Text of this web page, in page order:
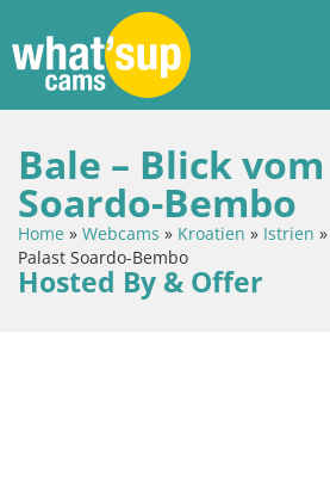
Bale – Blick
Soardo-Bembo
Home » Webcams » Kroatien » Istrien »
Palast Soardo-Bembo
Hosted By & Offer